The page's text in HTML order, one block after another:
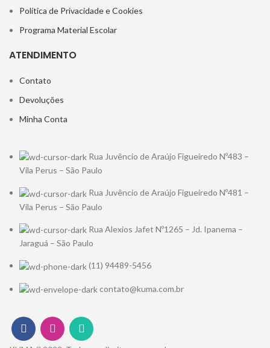
Política de Privacidade e Cookies
Programa Material Escolar
ATENDIMENTO
Contato
Devoluções
Minha Conta
Rua Juvêncio de Araújo Figueiredo Nº483 –
Vila Perus – São Paulo
Rua Juvêncio de Araújo Figueiredo Nº481 –
Vila Perus – São Paulo
Rua Alexios Jafet Nº1265 – Jd. Ipanema –
Jaraguá – São Paulo
(11) 94489-5456
contato@kuma.com.br